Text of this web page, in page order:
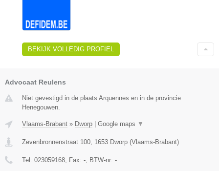
BEKIJK VOLLEDIG PROFIEL
Advocaat Reulens
Niet gevestigd in de plaats Arquennes en in de provincie
Henegouwen.
Vlaams-Brabant » Dworp Google maps ▼
Zevenbronnenstraat 100 1653 Dworp (Vlaams-Brabant)
Tel: 023059168 , Fax: - , BTW-nr: -